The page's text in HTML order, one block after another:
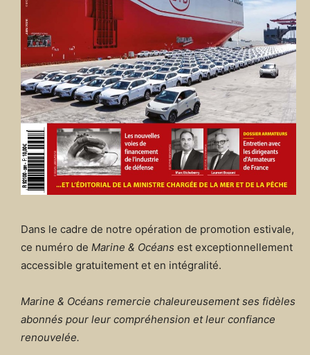
Dans le cadre de notre opération de promotion estivale,
ce numéro de Marine & Océans est exceptionnellement
accessible gratuitement et en intégralité.
Marine & Océans remercie chaleureusement ses fidèles
abonnés pour leur compréhension et leur confiance
renouvelée.